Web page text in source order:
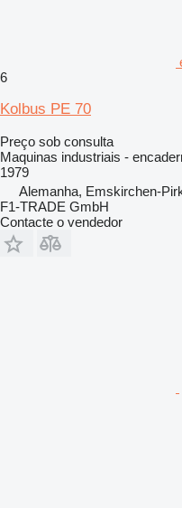
6
Kolbus PE 70
Preço sob consulta
Maquinas industriais -
1979
Alemanha, Emskirchen-
F1-TRADE GmbH
Contacte o vendedor